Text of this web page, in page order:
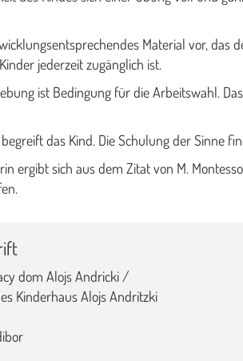
Material vor,
jederzeit zugänglich ist.
ist Bedingung für die Arbeitswahl.
das Kind. Die Schulung der Sinne
ergibt sich aus dem Zitat von M.
dom Alojs Andricki /
Kinderhaus Alojs Andritzki